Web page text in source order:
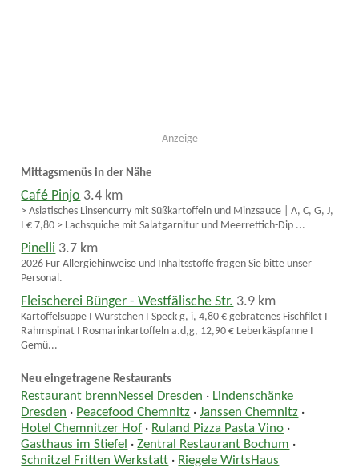
Anzeige
Mittagsmenüs in der Nähe
Café Pinjo 3.4 km
> Asiatisches Linsencurry mit Süßkartoffeln und Minzsauce | A, C, G, J,
I € 7,80 > Lachsquiche mit Salatgarnitur und Meerrettich-Dip ...
Pinelli 3.7 km
2026 Für Allergiehinweise und Inhaltsstoffe fragen Sie bitte unser
Personal.
Fleischerei Bünger - Westfälische Str. 3.9 km
Kartoffelsuppe I Würstchen I Speck g, i, 4,80 € gebratenes Fischfilet I
Rahmspinat I Rosmarinkartoffeln a.d,g, 12,90 € Leberkäspfanne I
Gemü...
Neu eingetragene Restaurants
Restaurant brennNessel Dresden · Lindenschänke
Dresden · Peacefood Chemnitz ·Janssen Chemnitz ·
Hotel Chemnitzer Hof · Ruland Pizza Pasta Vino ·
Gasthaus im Stiefel ·Zentral Restaurant Bochum ·
Schnitzel Fritten Werkstatt · Riegele WirtsHaus